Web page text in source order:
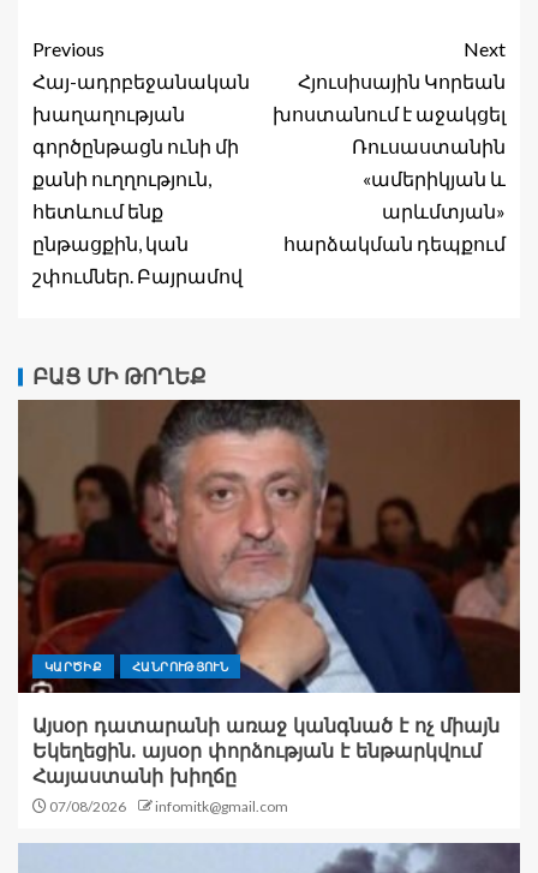
Previous
Հայ-ադրբեջանական
խաղաղության
գործընթացն ունի մի
քանի ուղղություն,
հետևում ենք
ընթացքին, կան
շփումներ. Բայրամով
Next
Հյուսիսային Կորեան
խոստանում է աջակցել
Ռուսաստանին
«ամերիկյան և
արևմտյան»
հարձակման դեպքում
ԲԱՑ ՄԻ ԹՈՂԵՔ
ԿԱՐԾԻՔ ՀԱՆՐՈՒԹՅՈՒՆ
Այսօր դատարանի առաջ կանգնած է ոչ միայն
Եկեղեցին. այսօր փորձության է ենթարկվում
Հայաստանի խիղճը
07/08/2026 infomitk@gmail.com